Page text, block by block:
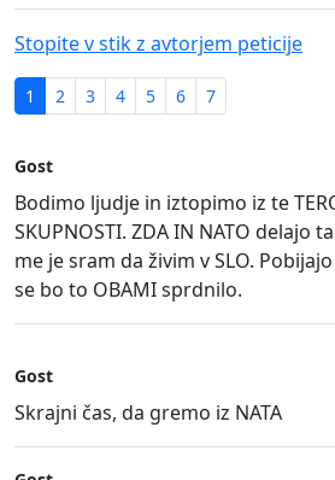
Stopite v stik z avtorjem peticije
1 2 3 4 5 6 7
Gost
Bodimo ljudje in iztopimo iz te
SKUPNOSTI. ZDA IN NATO delajo
me je sram da živim v SLO.
se bo to OBAMI sprdnilo.
Gost
Skrajni čas, da gremo iz NATA